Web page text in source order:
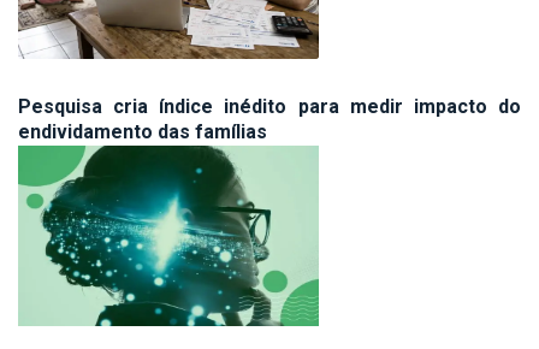
Pesquisa cria índice inédito para medir impacto do
endividamento das famílias